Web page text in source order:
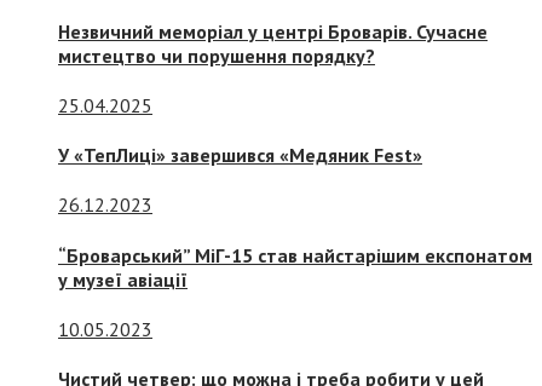
Незвичний меморіал у центрі Броварів. Сучасне
мистецтво чи порушення порядку?
25.04.2025
У «ТепЛиці» завершився «Медяник Fest»
26.12.2023
“Броварський” МіГ-15 став найстарішим експонатом
у музеї авіації
10.05.2023
Чистий четвер: що можна і треба робити у цей